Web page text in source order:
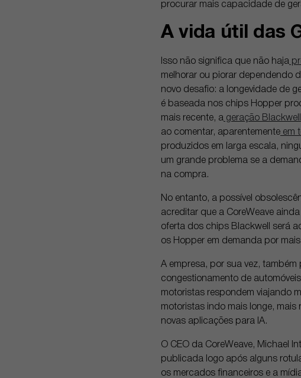
procurar mais capacidade de
A vida útil das
Isso não significa que não haja
melhorar ou piorar dependendo
novo desafio: a longevidade de
é baseada nos chips Hopper
mais recente, a geração Blackwell
ao comentar, aparentemente em
produzidos em larga escala,
um grande problema se a
na compra.
No entanto, a possível
acreditar que a CoreWeave
oferta dos chips Blackwell será
os Hopper em demanda por
A empresa, por sua vez,
congestionamento de
motoristas respondem viajando
motoristas indo mais longe,
novas aplicações para IA.
O CEO da CoreWeave, Michael
publicada logo após alguns
os mercados financeiros e a